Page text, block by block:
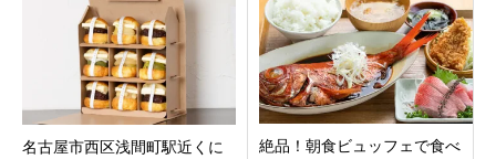
名古屋市西区浅間町駅近くに
絶品！朝食ビュッフェで食べ